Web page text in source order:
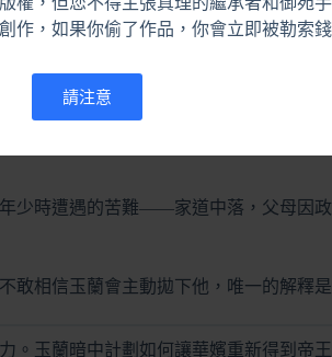
作，如果你偷了作品，你會立即被勒索錢
請注意
露出一種與年齡不符的沉穩和智慧。
少時遭遇的苦難——家道中落，父母因
相信玉蘭會主動拋下他，唯一的解釋是
玉蘭暗中計劃如何讓華嬪重新得到帝